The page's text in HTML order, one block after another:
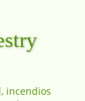
incendios